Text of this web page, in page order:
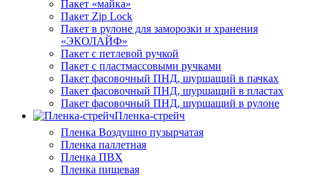
Пакет «майка»
Пакет Zip Lock
Пакет в рулоне для заморозки и хранения
«ЭКОЛАЙФ»
Пакет с петлевой ручкой
Пакет с пластмассовыми ручками
Пакет фасовочный ПНД, шуршащий в пачках
Пакет фасовочный ПНД, шуршащий в пластах
Пакет фасовочный ПНД, шуршащий в рулоне
Пленка-стрейч
Пленка Воздушно пузырчатая
Пленка паллетная
Пленка ПВХ
Пленка пищевая